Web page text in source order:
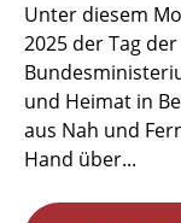
Unter diesem
2025 der Tag
und Heimat in
aus Nah und
Hand über...